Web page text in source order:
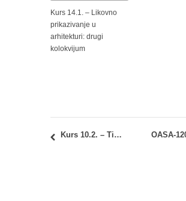
Kurs 14.1. – Likovno
prikazivanje u
arhitekturi: drugi
kolokvijum
Kurs 10.2. – Tipologija objekata 2: Promenjen termin predaje seminarskog rada